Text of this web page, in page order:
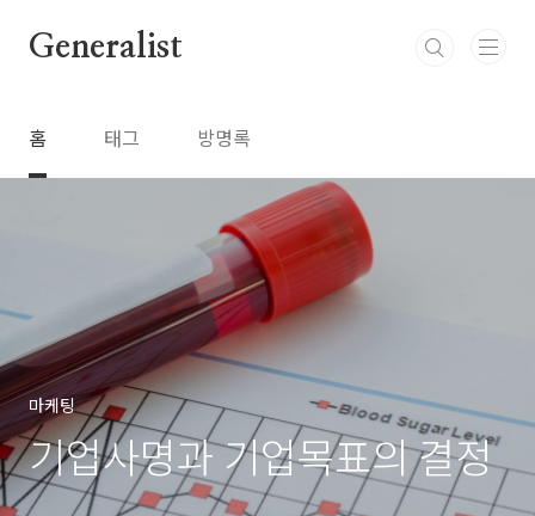
Generalist
홈 태그 방명록
마케팅
기업사명과 기업목표의 결정